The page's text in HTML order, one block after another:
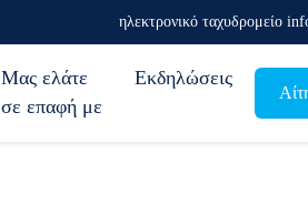
ηλεκτρονικό ταχυδρομείο
Μας ελάτε
σε επαφή με
Εκδηλώσεις